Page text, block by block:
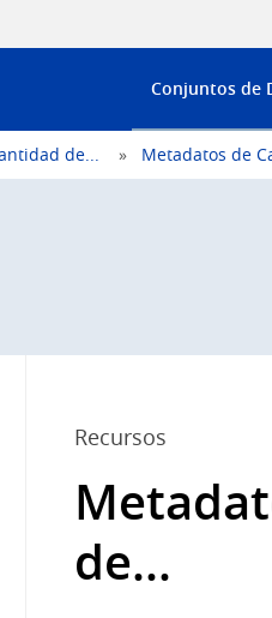
Conjuntos de
de... Metadatos de
Recursos
de...